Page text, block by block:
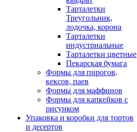
Тарталетки
Треугольник,
лодочка, корона
Тарталетки
индустриальные
Тарталетки цветные
Пекарская бумага
Формы для пирогов,
кексов, паев
Формы для маффинов
Формы для капкейков с
рисунком
Упаковка и коробки для тортов
и десертов